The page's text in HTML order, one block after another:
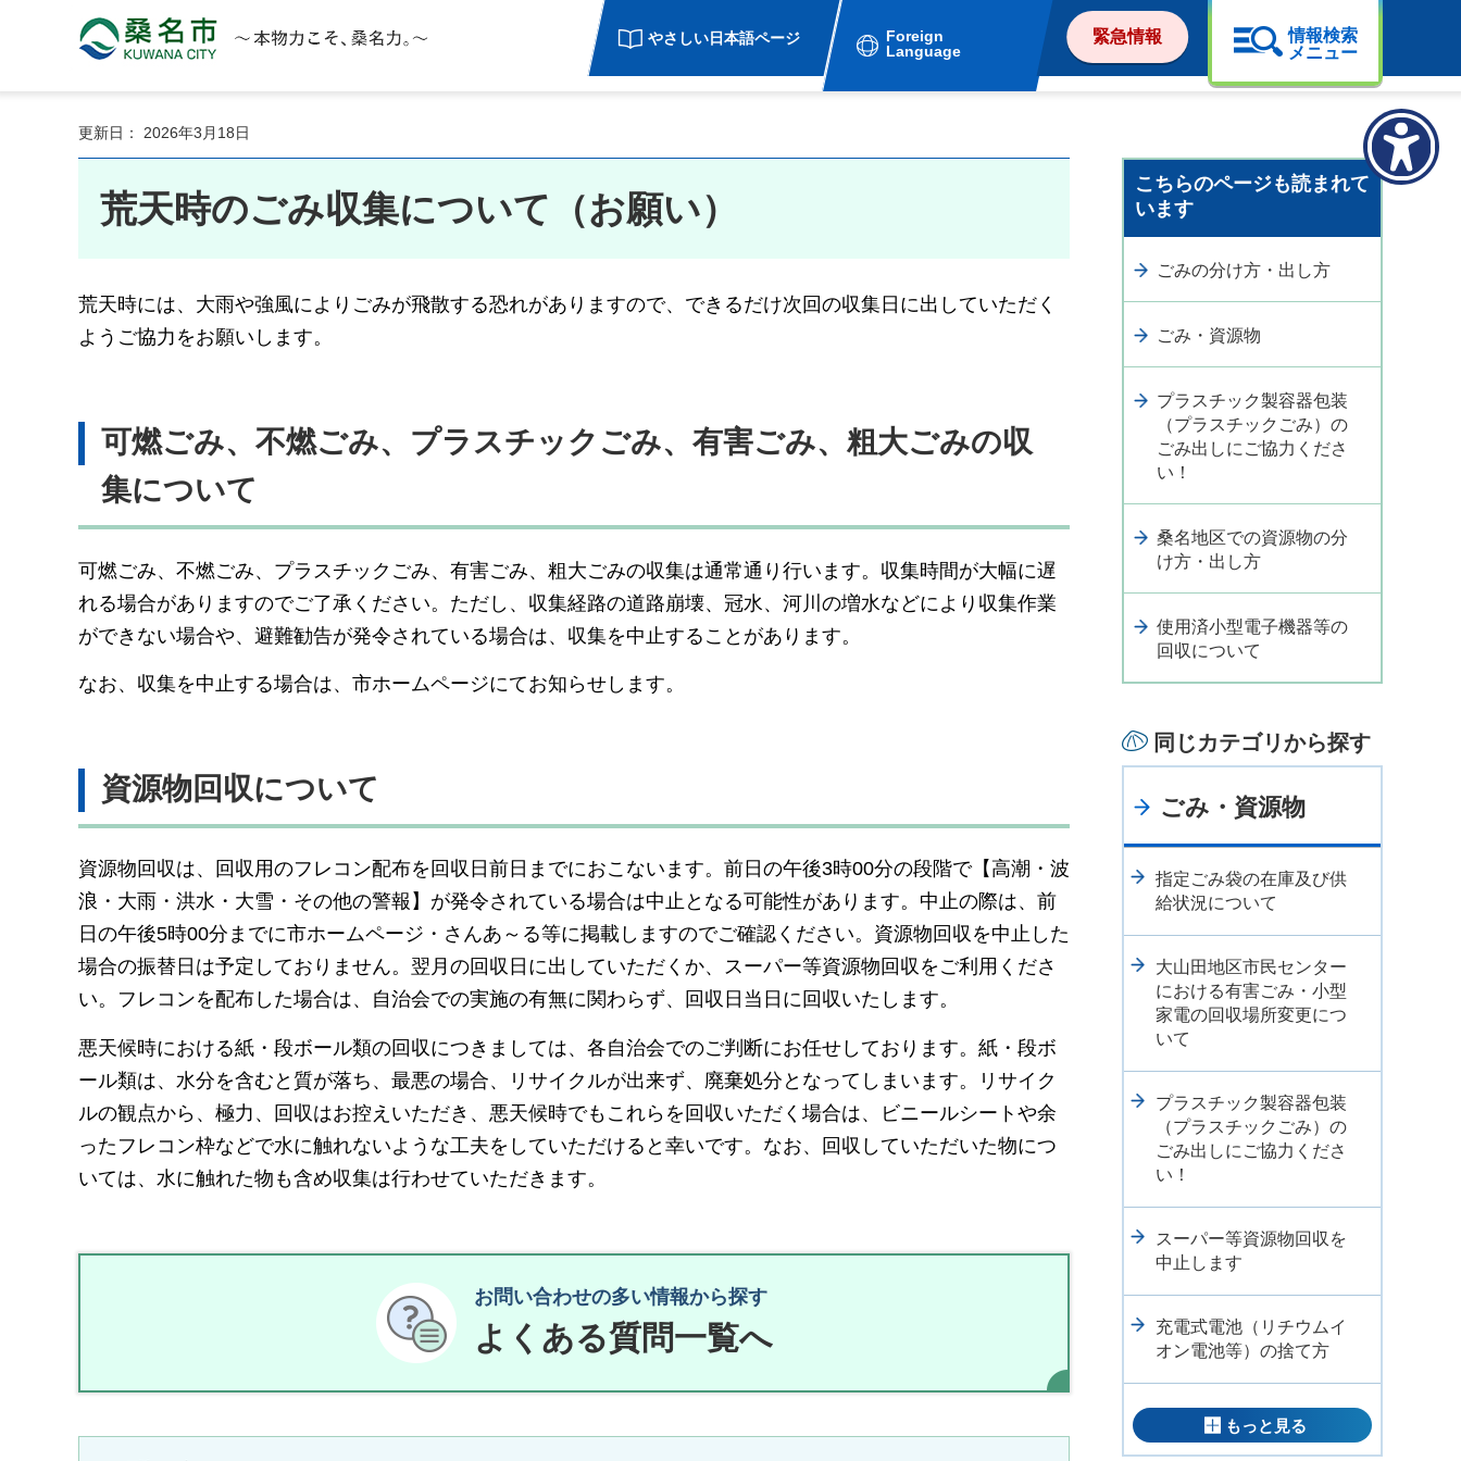
桑名市 KUWANA CITY 本物力こそ、桑名力。
やさしい日本語ページ
Foreign
Language
緊急情報
情報検索
メニュー
更新日： 2026年3月18日
荒天時のごみ収集について（お願い）
荒天時には、大雨や強風によりごみが飛散する恐れがありますので、できるだけ次回の収集日に出していただく
ようご協力をお願いします。
可燃ごみ、不燃ごみ、プラスチックごみ、有害ごみ、粗大ごみの収
集について
可燃ごみ、不燃ごみ、プラスチックごみ、有害ごみ、粗大ごみの収集は通常通り行います。収集時間が大幅に遅
れる場合がありますのでご了承ください。ただし、収集経路の道路崩壊、冠水、河川の増水などにより収集作業
ができない場合や、避難勧告が発令されている場合は、収集を中止することがあります。
なお、収集を中止する場合は、市ホームページにてお知らせします。
資源物回収について
資源物回収は、回収用のフレコン配布を回収日前日までにおこないます。前日の午後3時00分の段階で【高潮・波
浪・大雨・洪水・大雪・その他の警報】が発令されている場合は中止となる可能性があります。中止の際は、前
日の午後5時00分までに市ホームページ・さんあ～る等に掲載しますのでご確認ください。資源物回収を中止した
場合の振替日は予定しておりません。翌月の回収日に出していただくか、スーパー等資源物回収をご利用くださ
い。フレコンを配布した場合は、自治会での実施の有無に関わらず、回収日当日に回収いたします。
悪天候時における紙・段ボール類の回収につきましては、各自治会でのご判断にお任せしております。紙・段ボ
ール類は、水分を含むと質が落ち、最悪の場合、リサイクルが出来ず、廃棄処分となってしまいます。リサイク
ルの観点から、極力、回収はお控えいただき、悪天候時でもこれらを回収いただく場合は、ビニールシートや余
ったフレコン枠などで水に触れないような工夫をしていただけると幸いです。なお、回収していただいた物につ
いては、水に触れた物も含め収集は行わせていただきます。
お問い合わせの多い情報から探す
よくある質問一覧へ
こちらのページも読まれて
います
ごみの分け方・出し方
ごみ・資源物
プラスチック製容器包装
（プラスチックごみ）の
ごみ出しにご協力くださ
い！
桑名地区での資源物の分
け方・出し方
使用済小型電子機器等の
回収について
同じカテゴリから探す
ごみ・資源物
指定ごみ袋の在庫及び供
給状況について
大山田地区市民センター
における有害ごみ・小型
家電の回収場所変更につ
いて
プラスチック製容器包装
（プラスチックごみ）の
ごみ出しにご協力くださ
い！
スーパー等資源物回収を
中止します
充電式電池（リチウムイ
オン電池等）の捨て方
もっと見る